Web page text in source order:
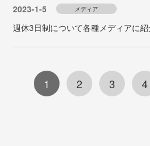
2023-1-5 メディア
週休3日制について各種メディアに
1 2 3 4